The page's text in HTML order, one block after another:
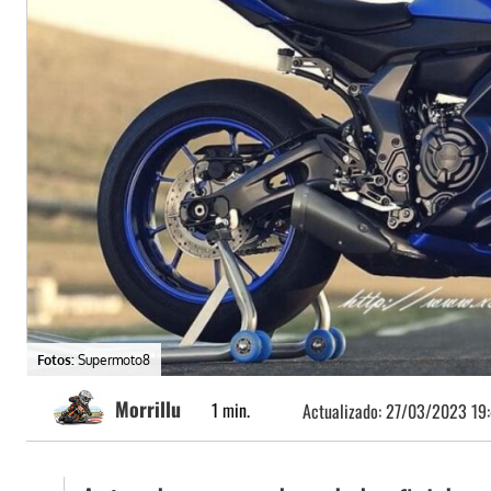
Fotos: Supermoto8
Morrillu 1 min. Actualizado:27/03/2023